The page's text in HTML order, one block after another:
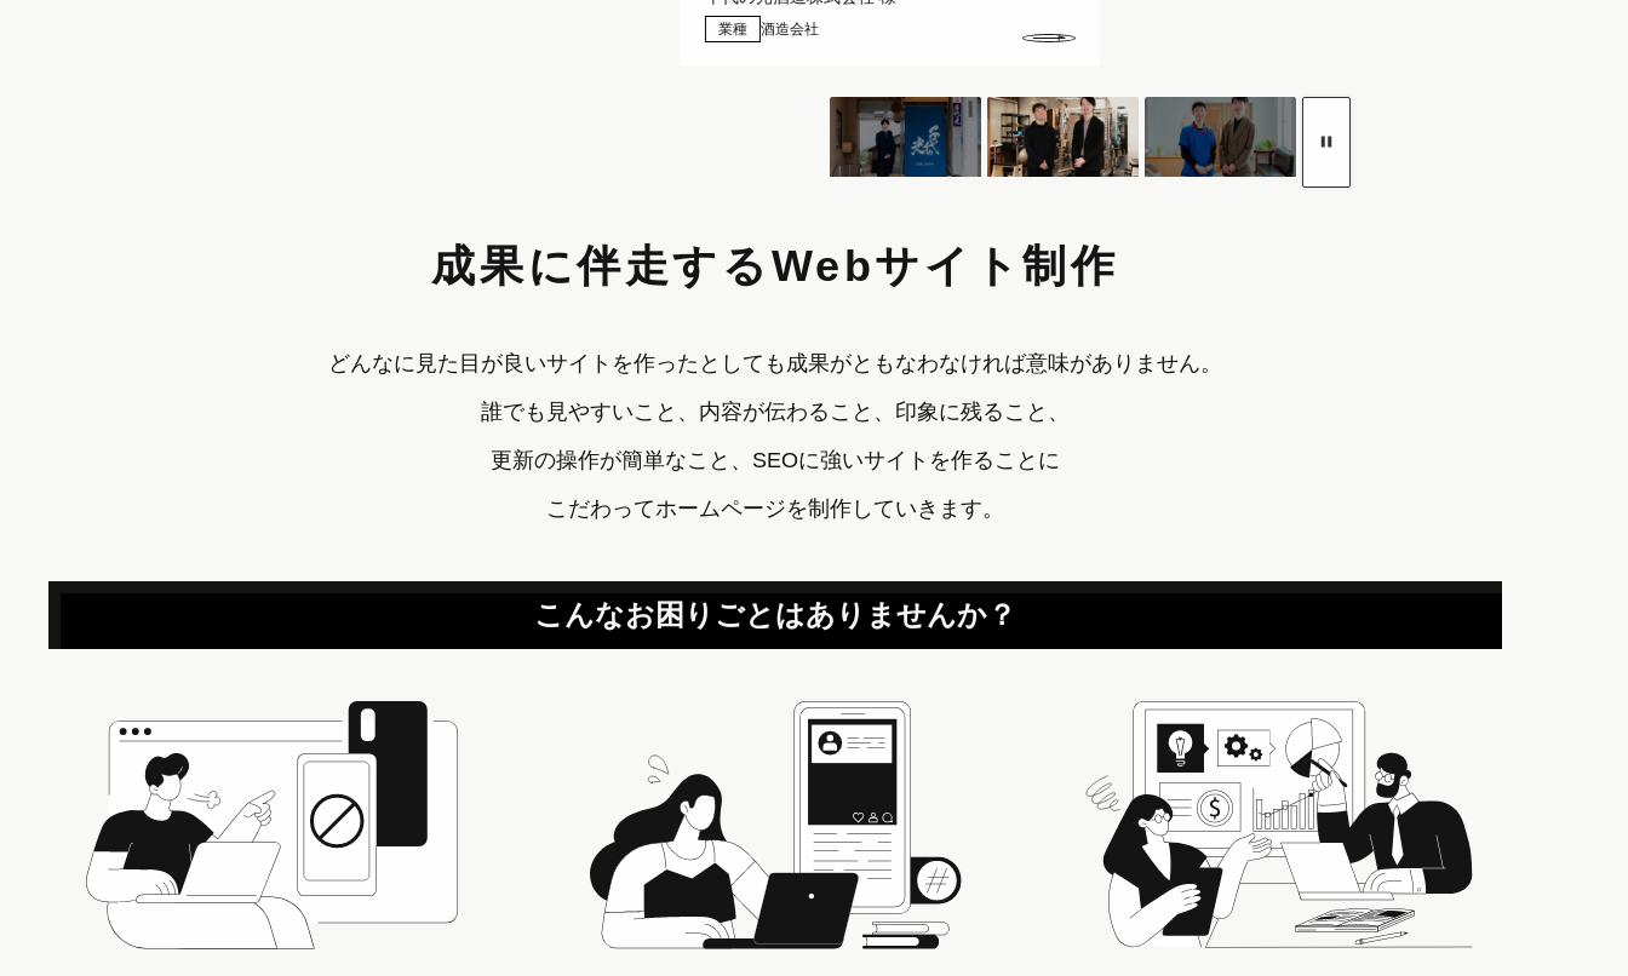
成果に伴走するWebサイト制作
どんなに見た目が良いサイトを作ったとしても成果がともなわなければ意味がありません。
誰でも見やすいこと、内容が伝わること、印象に残ること、
更新の操作が簡単なこと、SEOに強いサイトを作ることに
こだわってホームページを制作していきます。
こんなお困りごとはありませんか？